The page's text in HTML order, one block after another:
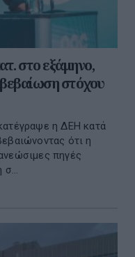
στο εξάμηνο,
στόχου
η ΔΕΗ κατά
ότι η
πηγές
σ...